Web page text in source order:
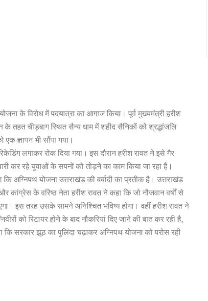
के विरोध में पदयात्रा का आगाज किया। पूर्व मुख्यमंत्री हरीश
के तहत चीड़बाग स्थित सैन्य धाम में शहीद सैनिकों को श्रद्धांजलि
ज्ञापन भी सौंपा गया।
लगाकर रोक दिया गया। इस दौरान हरीश रावत ने इसे गैर
कर रहे युवाओं के सपनों को तोड़ने का काम किया जा रहा है।
अग्निपथ योजना उत्तराखंड की बर्बादी का प्रतीक है। उत्तराखंड
के वरिष्ठ नेता हरीश रावत ने कहा कि जो नौजवान वर्षों से
इस तरह उसके सामने अनिश्चित भविष्य होगा। वहीं हरीश रावत ने
को रिटायर होने के बाद नौकरियां दिए जाने की बात कर रही है,
सरकार झूठ का पुलिंदा चढ़ाकर अग्निपथ योजना को परोस रही